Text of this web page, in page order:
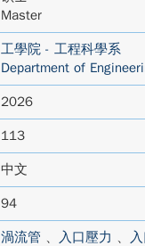
Master
工學院 - 工程科學系
Department of
2026
113
中文
94
渦流管 、 入口壓力 、